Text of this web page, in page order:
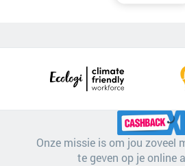
Onze missie is om jou zoveel
te geven op je online